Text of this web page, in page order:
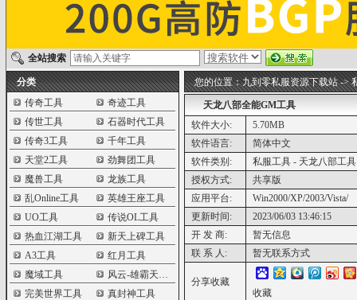
全站搜索
分类
传奇工具
奇迹工具
传世工具
石器时代工具
传奇3工具
千年工具
天堂2工具
劲舞团工具
魔兽工具
龙族工具
乱Online工具
英雄王座工具
UO工具
传说OL工具
热血江湖工具
新天上碑工具
A3工具
红月工具
魔域工具
风云-雄霸天下工具
完美世界工具
真封神工具
您的位置：九到零私服资源下载站->
天龙八部全能GM工具
软件大小:
5.70MB
软件语言:
简体中文
软件类别:
私服工具 - 天龙八部工具
授权方式:
共享版
应用平台:
Win2000/XP/2003/Vista/
更新时间:
2023/06/03 13:46:15
开 发 商:
暂无信息
联 系 人:
暂无联系方式
分享收藏
收藏